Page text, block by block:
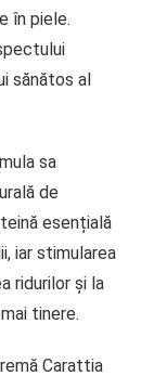
în piele.
sănătos al
sa
de
esențială
iar stimularea
ridurilor și la
tinere.
Carattia